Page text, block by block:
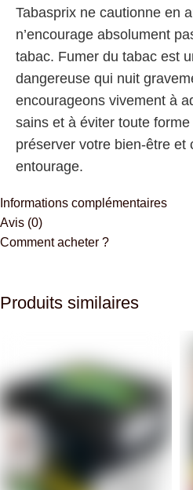
Tabasprix ne cautionne en
n’encourage absolument
tabac. Fumer du tabac est
dangereuse qui nuit
encourageons vivement à
sains et à éviter toute
préserver votre bien-être et
entourage.
Informations complémentaires
Avis (0)
Comment acheter ?
Produits similaires